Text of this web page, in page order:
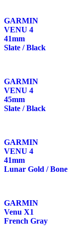
GARMIN
VENU 4
41mm
Slate / Black
GARMIN
VENU 4
45mm
Slate / Black
GARMIN
VENU 4
41mm
Lunar Gold / Bone
GARMIN
Venu X1
French Gray